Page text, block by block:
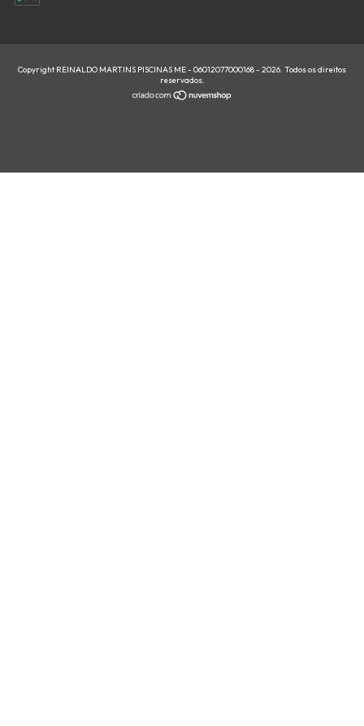
Copyright REINALDO MARTINS PISCINAS ME - 06012077000168 - 2026. Todos os direitos
reservados.